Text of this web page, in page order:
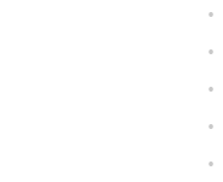
•
•
•
•
•